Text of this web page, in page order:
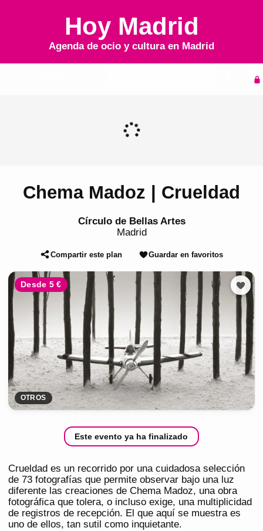
Hoy Madrid
Agenda de ocio y cultura en Madrid
Chema Madoz | Crueldad
Círculo de Bellas Artes
Madrid
Compartir este plan Guardar en favoritos
Desde 5 €
OTROS
Este evento ya ha finalizado
Crueldad es un recorrido por una cuidadosa selección
de 73 fotografías que permite observar bajo una luz
diferente las creaciones de Chema Madoz, una obra
fotográfica que tolera, o incluso exige, una multiplicidad
de registros de recepción. El que aquí se muestra es
uno de ellos, tan sutil como inquietante.